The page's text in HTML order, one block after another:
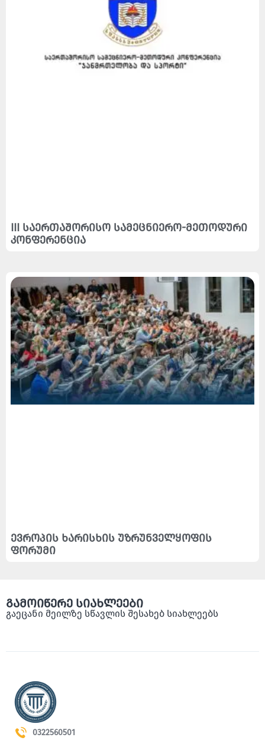
III საერთაშორისო სამეცნიერო-მეთოდური
კონფერენცია
ევროპის ხარისხის უზრუნველყოფის
ფორუმი
გამოიწერე სიახლეები
გაეცანი მეილზე სწავლის შესახებ სიახლეებს
0322560501